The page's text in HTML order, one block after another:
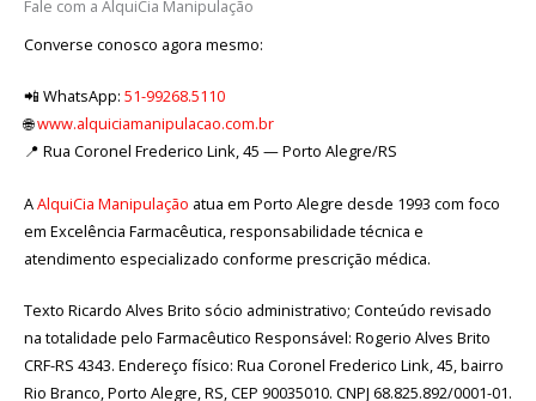
Fale com a AlquiCia Manipulação
Converse conosco agora mesmo:
📲 WhatsApp: 51-99268.5110
🌐www.alquiciamanipulacao.com.br
📍 Rua Coronel Frederico Link, 45 — Porto Alegre/RS
AAlquiCia Manipulação atua em Porto Alegre desde 1993 com foco
em Excelência Farmacêutica, responsabilidade técnica e
atendimento especializado conforme prescrição médica.
Texto Ricardo Alves Brito sócio administrativo; Conteúdo revisado
na totalidade pelo Farmacêutico Responsável: Rogerio Alves Brito
CRF-RS 4343. Endereço físico: Rua Coronel Frederico Link, 45, bairro
Rio Branco, Porto Alegre, RS, CEP 90035010. CNPJ 68.825.892/0001-01.